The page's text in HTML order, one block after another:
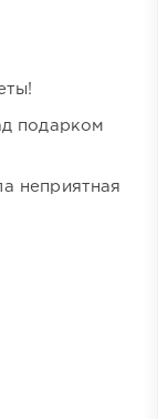
подарком
неприятная